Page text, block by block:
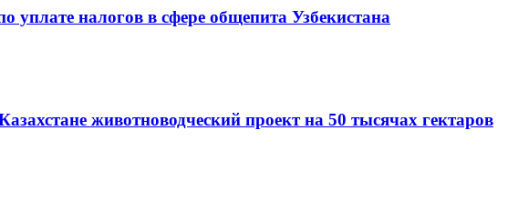
уплате налогов в сфере общепита Узбекистана
животноводческий проект на 50 тысячах гектаров